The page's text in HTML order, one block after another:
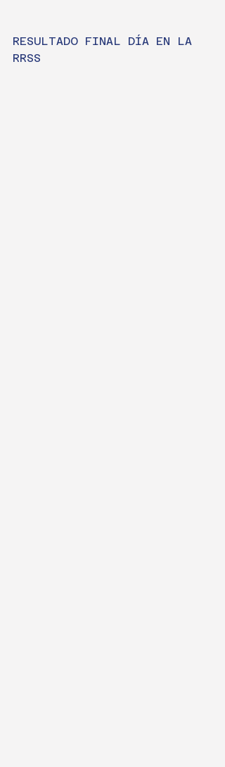
RESULTADO FINAL DÍA EN LA
RRSS